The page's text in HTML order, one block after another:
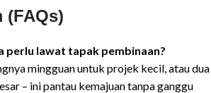
(FAQs)
perlu lawat tapak pembinaan?
mingguan untuk projek kecil, atau dua
– ini pantau kemajuan tanpa ganggu